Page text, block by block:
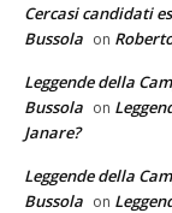
Cercasi candidati
Bussola on
Leggende della
Bussola on
Janare?
Leggende della
Bussola on